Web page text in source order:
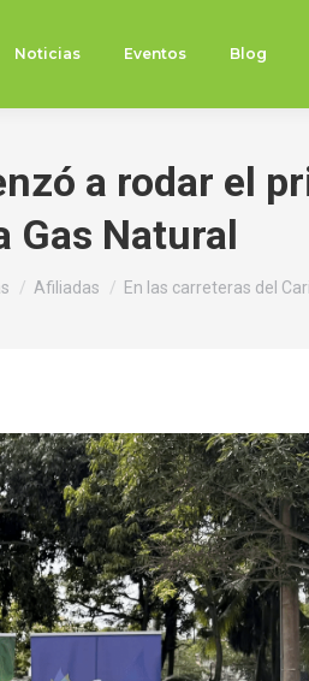
Noticias Eventos Blog
a rodar el
Gas Natural
Afiliadas En las carreteras del